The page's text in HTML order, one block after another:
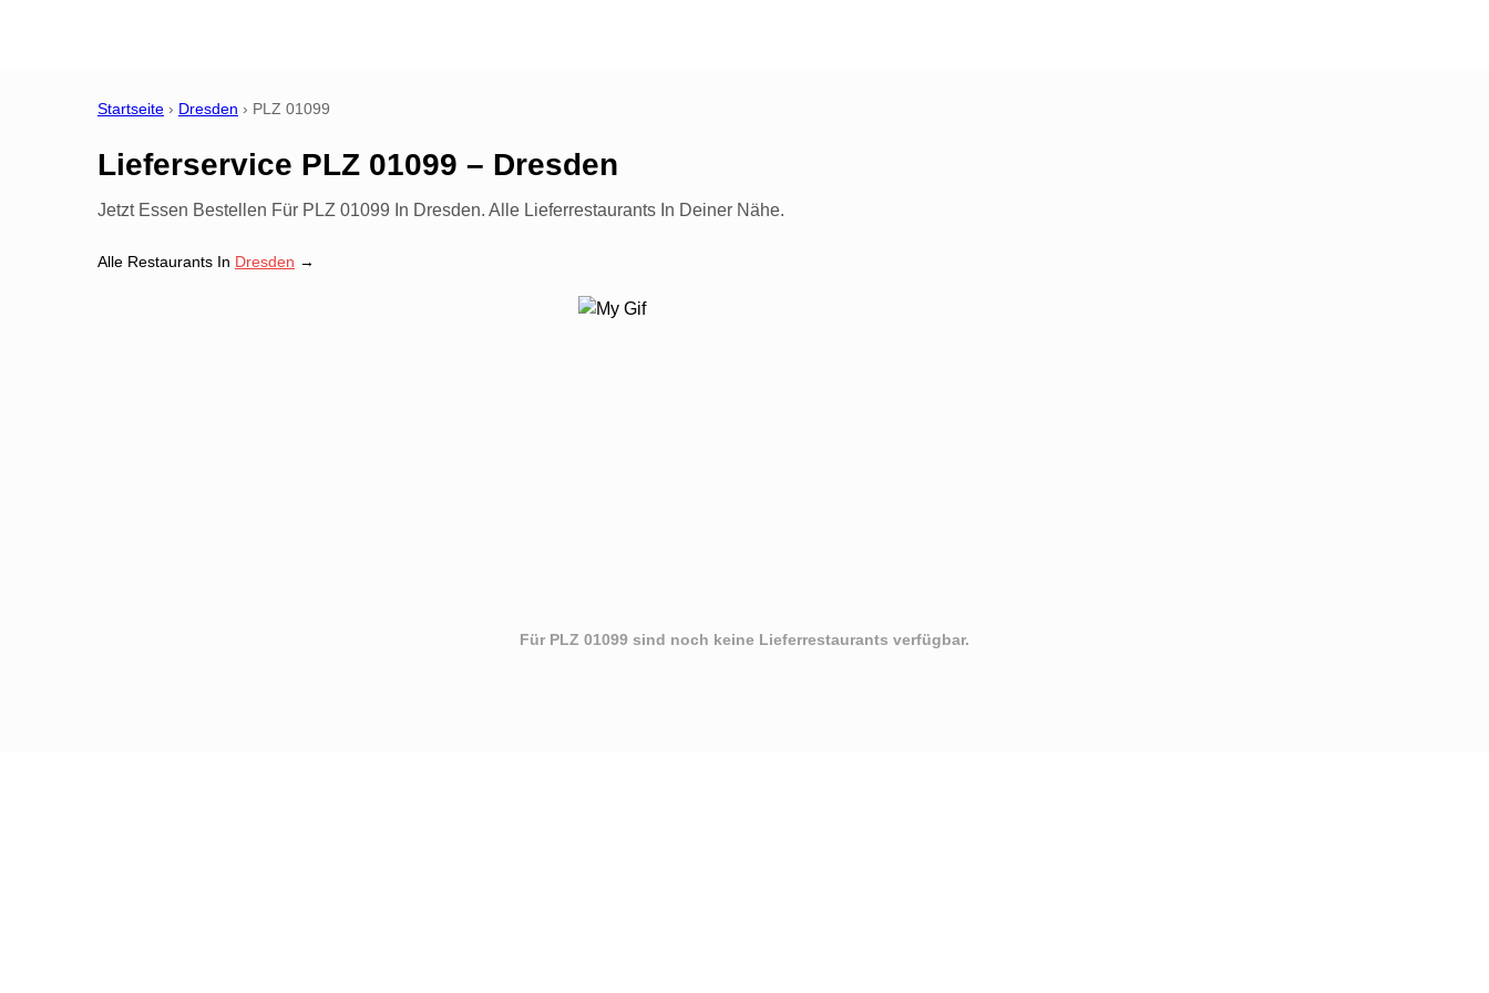
Startseite › Dresden › PLZ 01099
Lieferservice PLZ 01099 – Dresden
Jetzt Essen Bestellen Für PLZ 01099 In Dresden. Alle Lieferrestaurants In Deiner Nähe.
Alle Restaurants In Dresden →
Für PLZ 01099 sind noch keine Lieferrestaurants verfügbar.